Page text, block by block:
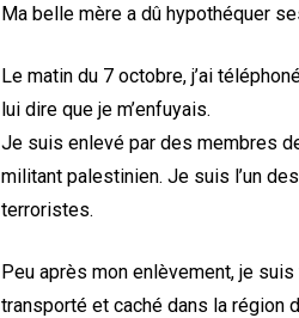
Ma belle mère a dû hypothéquer
Le matin du 7 octobre, j’ai
lui dire que je m’enfuyais.
Je suis enlevé par des membres
militant palestinien. Je suis l’un
terroristes.
Peu après mon enlèvement, je
transporté et caché dans la région